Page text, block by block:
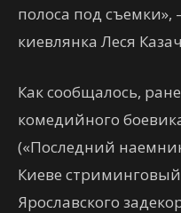
полоса под съемки»,
киевлянка Леся
Как сообщалось,
комедийного
(«Последний
Киеве
Ярославского